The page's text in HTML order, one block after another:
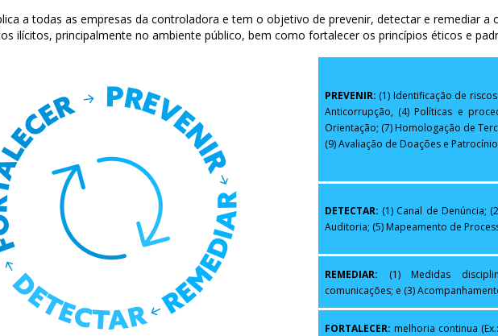
a todas as empresas da controladora e tem o objetivo de prevenir, detectar e remediar a
ilícitos, principalmente no ambiente público, bem como fortalecer os princípios éticos e
PREVENIR: (1) Identificação de
Anticorrupção, (4) Políticas e
Orientação; (7) Homologação de
(9) Avaliação de Doações e
DETECTAR: (1) Canal de Denúncia;
Auditoria; (5) Mapeamento de
REMEDIAR: (1) Medidas
comunicações; e (3)
FORTALECER: melhoria continua